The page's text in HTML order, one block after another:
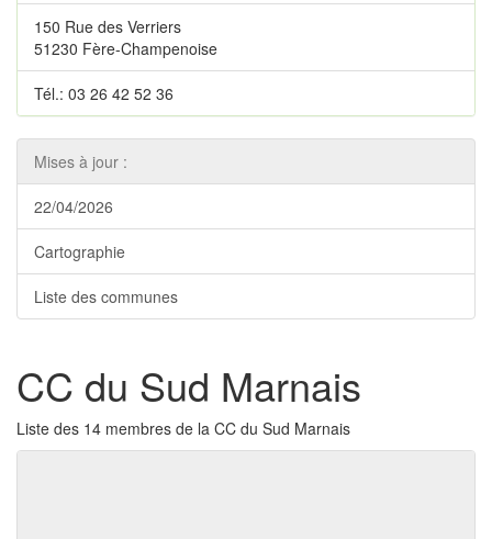
150 Rue des Verriers
51230 Fère-Champenoise
Tél.: 03 26 42 52 36
Mises à jour :
22/04/2026
Cartographie
Liste des communes
CC du Sud Marnais
Liste des 14 membres de la CC du Sud Marnais